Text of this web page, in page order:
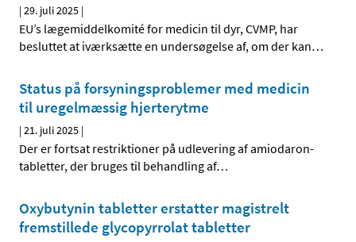
|29. juli 2025 |
EU’s lægemiddelkomité for medicin til dyr, CVMP, har
besluttet at iværksætte en undersøgelse af, om der kan…
Status på forsyningsproblemer med medicin
til uregelmæssig hjerterytme
|21. juli 2025 |
Der er fortsat restriktioner på udlevering af amiodaron-
tabletter, der bruges til behandling af…
Oxybutynin tabletter erstatter magistrelt
fremstillede glycopyrrolat tabletter